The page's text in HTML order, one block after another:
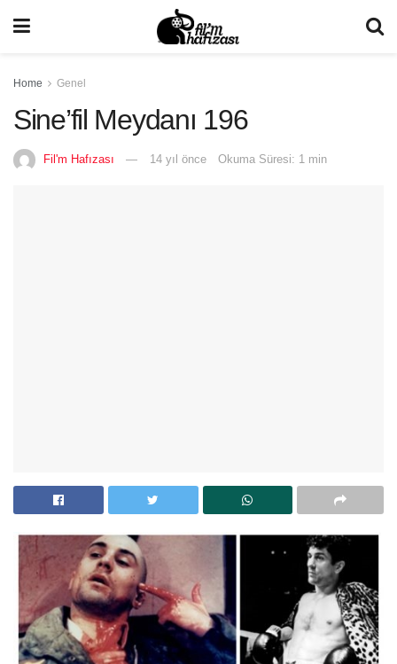
Home Genel
Sine’fil Meydanı 196
Fil'm Hafızası 14 yıl önce Okuma Süresi: 1 min